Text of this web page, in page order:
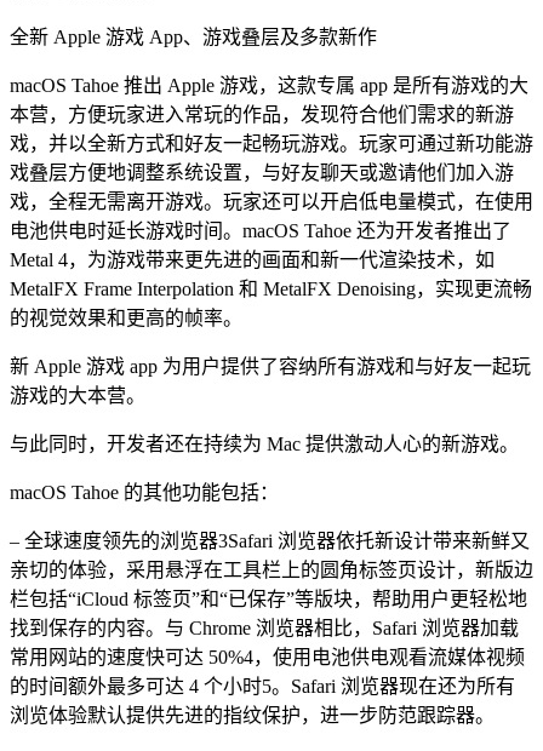
全新 Apple 游戏 App、游戏叠层及多款新作
macOS Tahoe 推出 Apple 游戏，这款专属 app 是所有游戏的大
本营，方便玩家进入常玩的作品，发现符合他们需求的新游
戏，并以全新方式和好友一起畅玩游戏。玩家可通过新功能游
戏叠层方便地调整系统设置，与好友聊天或邀请他们加入游
戏，全程无需离开游戏。玩家还可以开启低电量模式，在使用
电池供电时延长游戏时间。macOS Tahoe 还为开发者推出了
Metal 4，为游戏带来更先进的画面和新一代渲染技术，如
MetalFX Frame Interpolation 和 MetalFX Denoising，实现更流畅
的视觉效果和更高的帧率。
新 Apple 游戏 app 为用户提供了容纳所有游戏和与好友一起玩
游戏的大本营。
与此同时，开发者还在持续为 Mac 提供激动人心的新游戏。
macOS Tahoe 的其他功能包括：
– 全球速度领先的浏览器3Safari 浏览器依托新设计带来新鲜又
亲切的体验，采用悬浮在工具栏上的圆角标签页设计，新版边
栏包括“iCloud 标签页”和“已保存”等版块，帮助用户更轻松地
找到保存的内容。与 Chrome 浏览器相比，Safari 浏览器加载
常用网站的速度快可达 50%4，使用电池供电观看流媒体视频
的时间额外最多可达 4 个小时5。Safari 浏览器现在还为所有
浏览体验默认提供先进的指纹保护，进一步防范跟踪器。